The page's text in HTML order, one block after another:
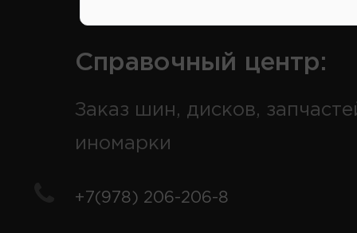
Справочный центр:
Заказ шин, дисков,
иномарки
+7(978) 206-206-8